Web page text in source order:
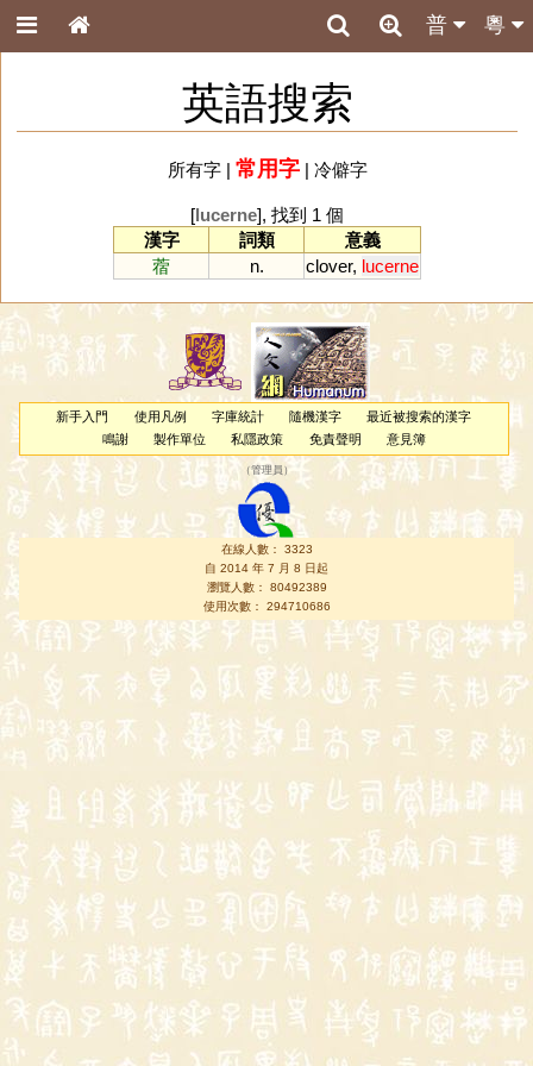
粵
普
英語搜索
所有字| 常用字| 冷僻字
[lucerne], 找到 1 個
漢字
詞類
意義
蓿
n. clover, lucerne
新手入門 使用凡例 字庫統計 隨機漢字
最近被搜索的漢字
鳴謝
製作單位 私隱政策 免責聲明 意見簿
（管理員 ）
在線人數： 3323
自 2014 年 7 月 8 日起
瀏覽人數： 80492389
使用次數： 294710686